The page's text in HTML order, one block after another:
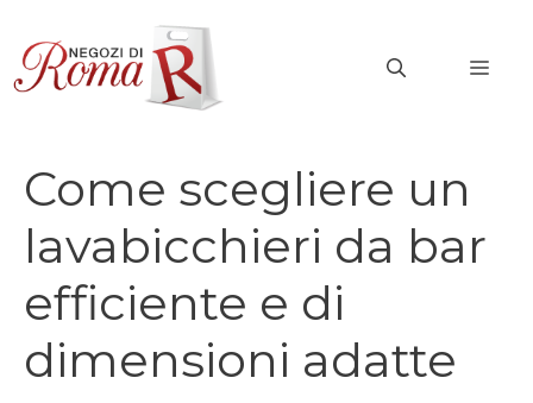
contenuto
Come scegliere un
lavabicchieri da bar
efficiente e di
dimensioni adatte